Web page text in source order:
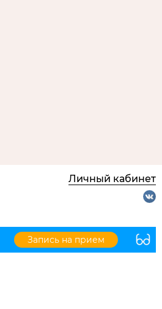
Личный кабинет
Запись на прием